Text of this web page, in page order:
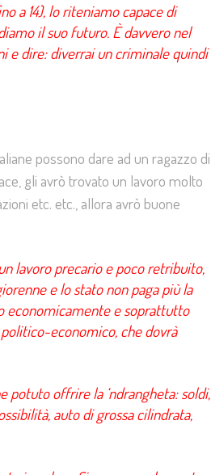
a 14), lo riteniamo capace di
il suo futuro. È davvero nel
e dire: diverrai un criminale quindi
possono dare ad un ragazzo di
gli avrò trovato un lavoro molto
etc. etc., allora avrò buone
lavoro precario e poco retribuito,
e lo stato non paga più la
economicamente e soprattutto
economico, che dovrà
potuto offrire la ‘ndrangheta: soldi,
auto di grossa cilindrata,